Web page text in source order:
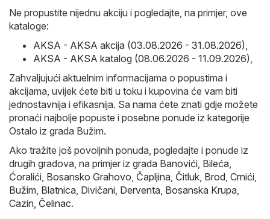
Ne propustite nijednu akciju i pogledajte, na primjer, ove
kataloge:
AKSA - AKSA akcija (03.08.2026 - 31.08.2026)
AKSA - AKSA katalog (08.06.2026 - 11.09.2026)
Zahvaljujući aktuelnim informacijama o popustima i
akcijama, uvijek ćete biti u toku i kupovina će vam biti
jednostavnija i efikasnija. Sa nama ćete znati gdje možete
pronaći najbolje popuste i posebne ponude iz kategorije
Ostalo iz grada Bužim.
Ako tražite još povoljnih ponuda, pogledajte i ponude iz
drugih gradova, na primjer iz grada Banovići Bileća
Ćoralići Bosansko Grahovo Čapljina Čitluk Brod Crnići
Bužim Blatnica Divičani Derventa Bosanska Krupa
Cazin Čelinac.